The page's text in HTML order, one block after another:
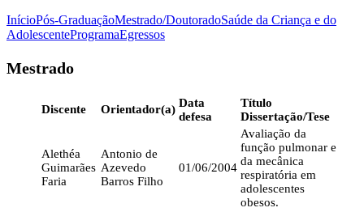
InícioPós-GraduaçãoMestrado/DoutoradoSaúde da Criança e do
AdolescenteProgramaEgressos
Mestrado
Discente Orientador(a) Data
defesa
Título
Dissertação/Tese
Alethéa
Guimarães
Faria
Antonio de
Azevedo
Barros Filho
01/06/2004
Avaliação da
função pulmonar e
da mecânica
respiratória em
adolescentes
obesos.